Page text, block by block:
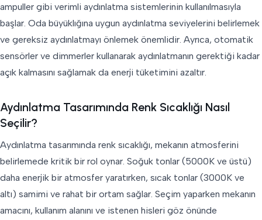
ampuller gibi verimli aydınlatma sistemlerinin kullanılmasıyla
başlar. Oda büyüklığına uygun aydınlatma seviyelerini belirlemek
ve gereksiz aydınlatmayı önlemek önemlidir. Ayrıca, otomatik
sensörler ve dimmerler kullanarak aydınlatmanın gerektiği kadar
açık kalmasını sağlamak da enerji tüketimini azaltır.
Aydınlatma Tasarımında Renk Sıcaklığı Nasıl
Seçilir?
Aydınlatma tasarımında renk sıcaklığı, mekanın atmosferini
belirlemede kritik bir rol oynar. Soğuk tonlar (5000K ve üstü)
daha enerjik bir atmosfer yaratırken, sıcak tonlar (3000K ve
altı) samimi ve rahat bir ortam sağlar. Seçim yaparken mekanın
amacını, kullanım alanını ve istenen hisleri göz önünde